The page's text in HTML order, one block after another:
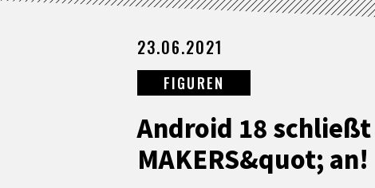
23.06.2021
FIGUREN
Android 18
MAKERS&quot; an!